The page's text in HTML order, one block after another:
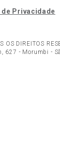
Privacidade
OS DIREITOS
627 - Morumbi -